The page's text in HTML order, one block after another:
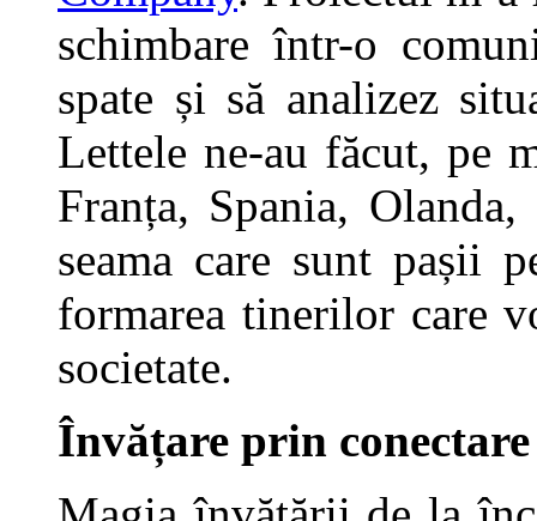
schimbare într-o
spate și să analizez
Lettele ne-au făcut, pe
Franța, Spania,
seama care sunt pașii
formarea tinerilor care
societate.
Învățare prin conectare